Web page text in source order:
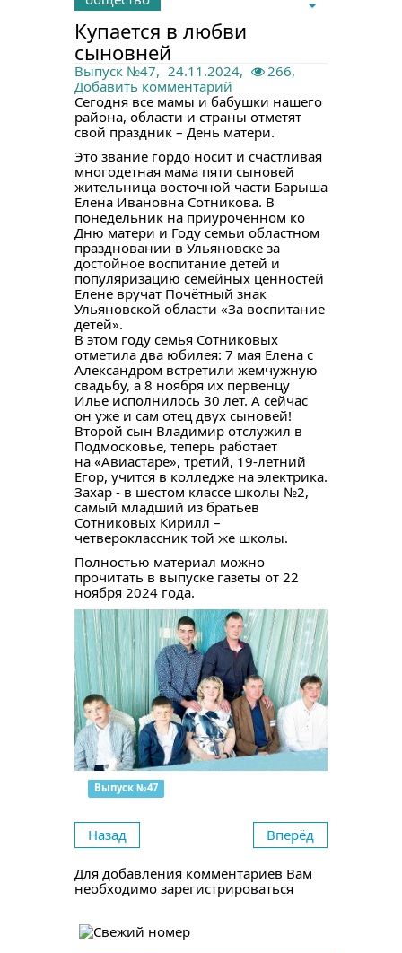
Купается в любви
сыновней
Выпуск №47, 24.11.2024,
266,
Добавить комментарий
Сегодня все мамы и бабушки нашего
района, области и страны отметят
свой праздник – День матери.
Это звание гордо носит и счастливая
многодетная мама пяти сыновей
жительница восточной части Барыша
Елена Ивановна Сотникова. В
понедельник на приуроченном ко
Дню матери и Году семьи областном
праздновании в Ульяновске за
достойное воспитание детей и
популяризацию семейных ценностей
Елене вручат Почётный знак
Ульяновской области «За воспитание
детей».
В этом году семья Сотниковых
отметила два юбилея: 7 мая Елена с
Александром встретили жемчужную
свадьбу, а 8 ноября их первенцу
Илье исполнилось 30 лет. А сейчас
он уже и сам отец двух сыновей!
Второй сын Владимир отслужил в
Подмосковье, теперь работает
на «Авиастаре», третий, 19-летний
Егор, учится в колледже на электрика.
Захар - в шестом классе школы №2,
самый младший из братьёв
Сотниковых Кирилл –
четвероклассник той же школы.
Полностью материал можно
прочитать в выпуске газеты от 22
ноября 2024 года.
Выпуск №47
Назад Вперёд
Для добавления комментариев Вам
необходимо зарегистрироваться